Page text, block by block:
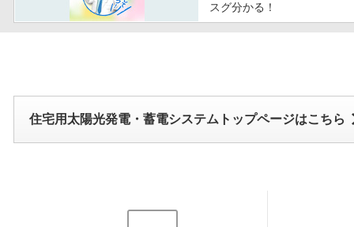
スグ分かる！
住宅用太陽光発電・蓄電システムトップページはこちら